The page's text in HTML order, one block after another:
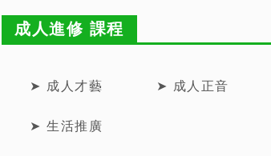
成人進修 課程
➤ 成人才藝 ➤ 成人正音
➤ 生活推廣